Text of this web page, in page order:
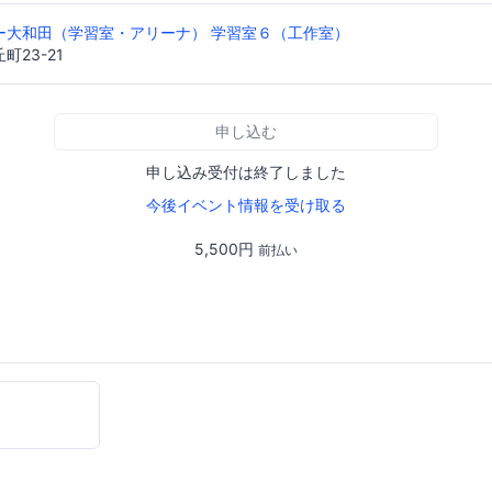
和田（学習室・アリーナ） 学習室６（工作室）
町23-21
申し込む
申し込み受付は終了しました
今後イベント情報を受け取る
5,500円 前払い